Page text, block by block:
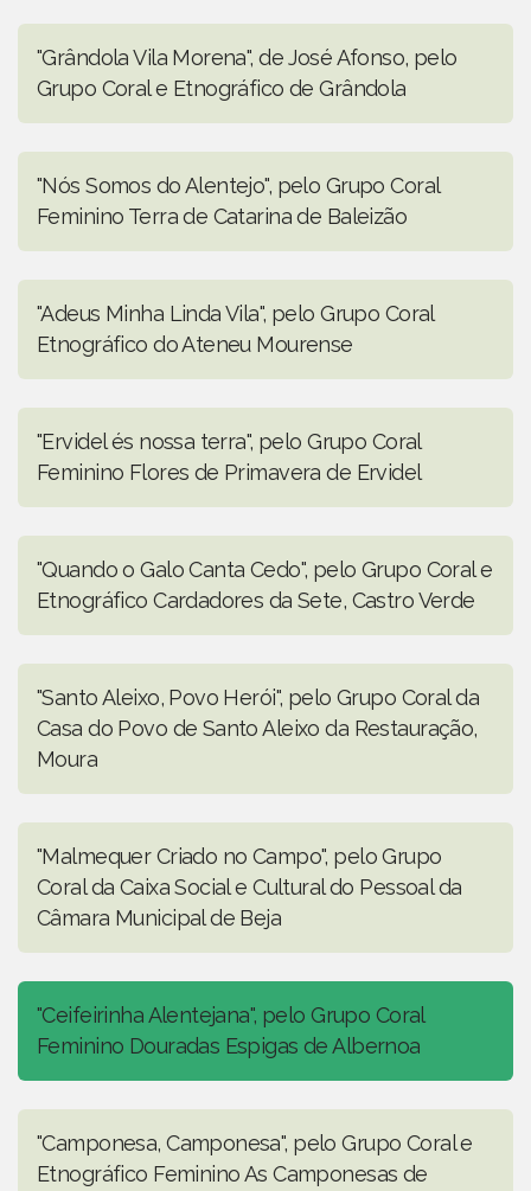
"Grândola Vila Morena", de José Afonso, pelo
Grupo Coral e Etnográfico de Grândola
"Nós Somos do Alentejo", pelo Grupo Coral
Feminino Terra de Catarina de Baleizão
"Adeus Minha Linda Vila", pelo Grupo Coral
Etnográfico do Ateneu Mourense
"Ervidel és nossa terra", pelo Grupo Coral
Feminino Flores de Primavera de Ervidel
"Quando o Galo Canta Cedo", pelo Grupo Coral e
Etnográfico Cardadores da Sete, Castro Verde
"Santo Aleixo, Povo Herói", pelo Grupo Coral da
Casa do Povo de Santo Aleixo da Restauração,
Moura
"Malmequer Criado no Campo", pelo Grupo
Coral da Caixa Social e Cultural do Pessoal da
Câmara Municipal de Beja
"Ceifeirinha Alentejana", pelo Grupo Coral
Feminino Douradas Espigas de Albernoa
"Camponesa, Camponesa", pelo Grupo Coral e
Etnográfico Feminino As Camponesas de